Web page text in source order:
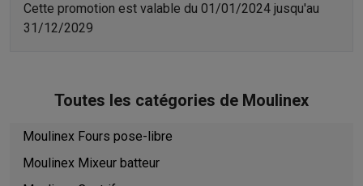
Sport & LoisirsChoisir une montre connectéeChoisir une
Outlet
Cette promotion est valable du 01/01/2024 jusqu'au
31/12/2029
Toutes les catégories de Moulinex
Moulinex Fours pose-libre
Moulinex Mixeur batteur